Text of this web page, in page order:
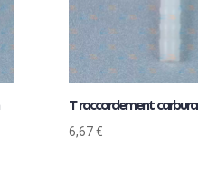
T raccordement
6,67€